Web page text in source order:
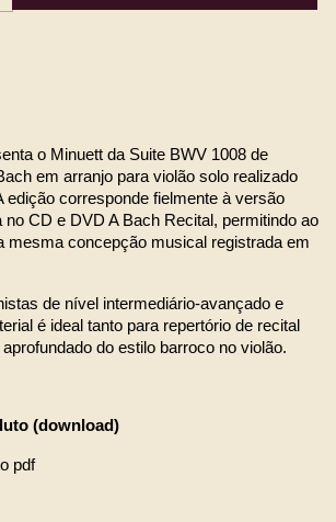
o Minuett da Suite BWV 1008 de
em arranjo para violão solo realizado
edição corresponde fielmente à versão
no CD e DVD A Bach Recital, permitindo ao
mesma concepção musical registrada em
de nível intermediário-avançado e
é ideal tanto para repertório de recital
do estilo barroco no violão.
(download)
pdf